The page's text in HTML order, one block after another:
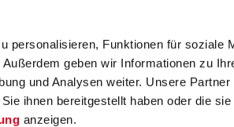
personalisieren, Funktionen für soziale
geben wir Informationen zu
und Analysen weiter. Unsere
ihnen bereitgestellt haben oder die
anzeigen.